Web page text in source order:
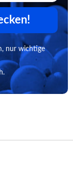
nur wichtige